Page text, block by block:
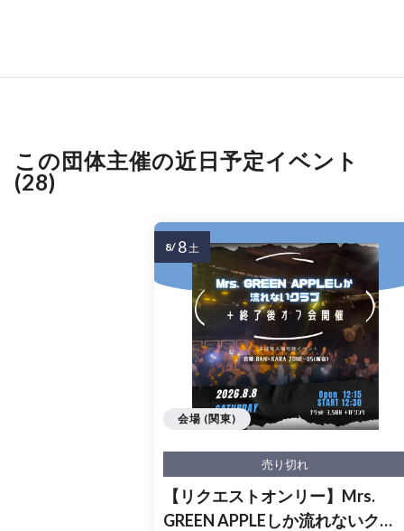
この団体主催の近日予定イベント
(28)
売り切れ
【リクエストオンリー】Mrs.
GREEN APPLEしか流れないクラ
会場 (関東)
8/ 8土